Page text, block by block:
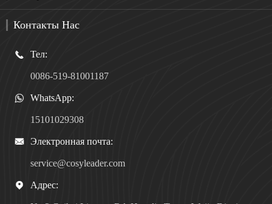
Контакты Нас
 Тел:
0086-519-81001187
 WhatsApp:
15101029308
 Электронная почта:
service@cosyleader.com
 Адрес: